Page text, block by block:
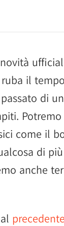
ruba il
di
come il
di
anche